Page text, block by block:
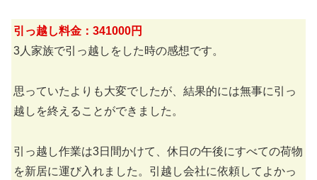
引っ越し料金：341000円
3人家族で引っ越しをした時の感想です。
思っていたよりも大変でしたが、結果的には無事に引っ
越しを終えることができました。
引っ越し作業は3日間かけて、休日の午後にすべての荷物
を新居に運び入れました。引越し会社に依頼してよかっ